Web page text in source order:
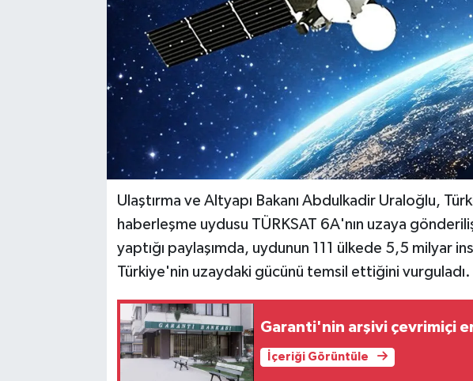
Ulaştırma ve Altyapı Bakanı Abdulkadir Uraloğlu,
haberleşme uydusu TÜRKSAT 6A'nın uzaya
yaptığı paylaşımda, uydunun 111 ülkede 5,5 milyar
Türkiye'nin uzaydaki gücünü temsil ettiğini vurguladı.
Garanti'nin arşivi çevrimiçi
İçeriği Görüntüle